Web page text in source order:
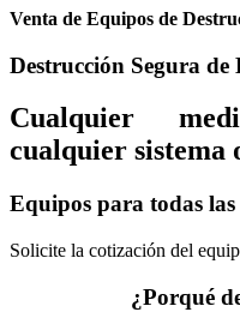
Venta de Equipos de
Destrucción Segura
Cualquier
cualquier sistema
Equipos para todas las
Solicite la cotización del
¿Porqué